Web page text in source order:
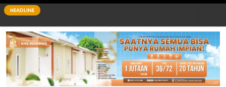
HEADLINE